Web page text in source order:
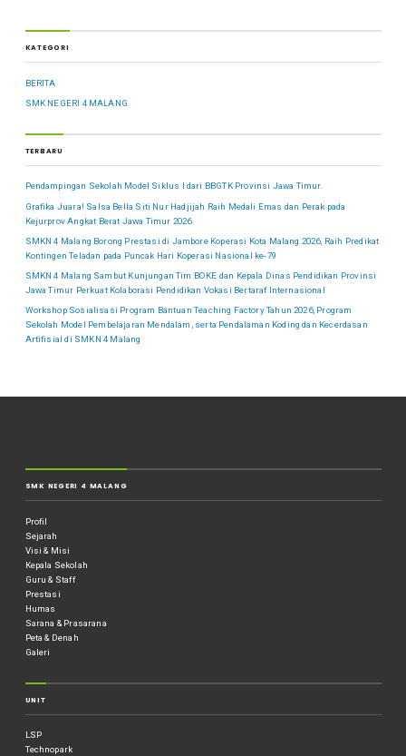
KATEGORI
BERITA
SMK NEGERI 4 MALANG
TERBARU
Pendampingan Sekolah Model Siklus I dari BBGTK Provinsi Jawa Timur.
Grafika Juara! Salsa Bella Siti Nur Hadjijah Raih Medali Emas dan Perak pada
Kejurprov Angkat Berat Jawa Timur 2026
SMKN 4 Malang Borong Prestasi di Jambore Koperasi Kota Malang 2026, Raih Predikat
Kontingen Teladan pada Puncak Hari Koperasi Nasional ke-79
SMKN 4 Malang Sambut Kunjungan Tim BOKE dan Kepala Dinas Pendidikan Provinsi
Jawa Timur Perkuat Kolaborasi Pendidikan Vokasi Bertaraf Internasional
Workshop Sosialisasi Program Bantuan Teaching Factory Tahun 2026, Program
Sekolah Model Pembelajaran Mendalam, serta Pendalaman Koding dan Kecerdasan
Artifisial di SMKN 4 Malang
SMK NEGERI 4 MALANG
Profil
Sejarah
Visi & Misi
Kepala Sekolah
Guru & Staff
Prestasi
Humas
Sarana & Prasarana
Peta & Denah
Galeri
UNIT
LSP
Technopark